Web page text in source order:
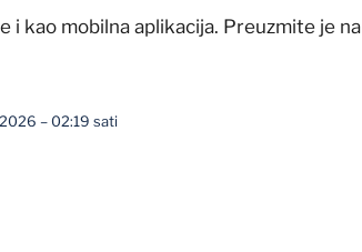
i kao mobilna aplikacija. Preuzmite je na
– 02:19 sati